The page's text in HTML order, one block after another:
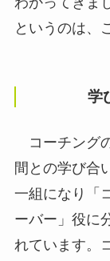
というのは、
学
コーチング
間との学び合
一組になり「
ーバー」役に
れています。